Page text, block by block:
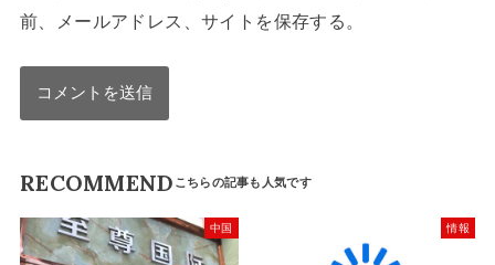
前、メールアドレス、サイトを保存する。
RECOMMEND
中国 情報